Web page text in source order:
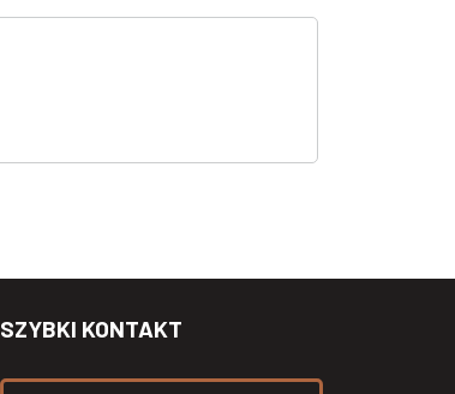
SZYBKI KONTAKT